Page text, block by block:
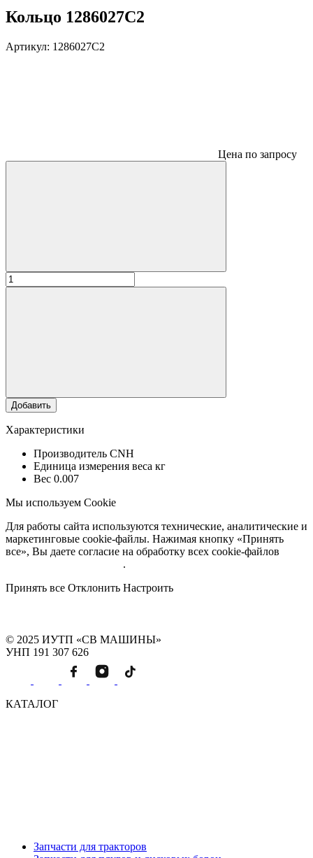
Кольцо 1286027С2
Артикул: 1286027С2
Цена по запросу
Добавить
Характеристики
Производитель CNH
Единица измерения веса кг
Вес 0.007
Мы используем Cookie
Для работы сайта используются технические, аналитические и
маркетинговые cookie-файлы. Нажимая кнопку «Принять
все», Вы даете согласие на обработку всех cookie-файлов
.
Принять все Отклонить Настроить
© 2025 ИУТП «СВ МАШИНЫ»
УНП 191 307 626
КАТАЛОГ
Запчасти для тракторов